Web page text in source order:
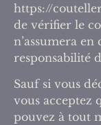
https://
de vérifier le
n’assumera
responsabilité
Sauf si vous
vous acceptez
pouvez à tout